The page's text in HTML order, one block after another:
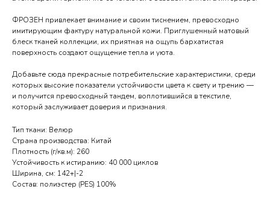
ФРОЗЕН привлекает внимание и своим тиснением, превосходно
имитирующим фактуру натуральной кожи. Приглушенный матовый
блеск тканей коллекции, их приятная на ощупь бархатистая
поверхность создают ощущение тепла и уюта.
Добавьте сюда прекрасные потребительские характеристики, среди
которых высокие показатели устойчивости цвета к свету и трению —
и получится превосходный тандем, воплотившийся в текстиле,
который заслуживает доверия и признания.
Тип ткани: Велюр
Страна производства: Китай
Плотность (г/кв.м): 260
Устойчивость к истиранию: 40 000 циклов
Ширина, см: 142+|-2
Состав: полиэстер (PES) 100%
Брянск — 7 962 149 96 45
Орёл — 7 905 167 14 34
Смоленск — 7 951 694 57 21
Телефоны выходного дня